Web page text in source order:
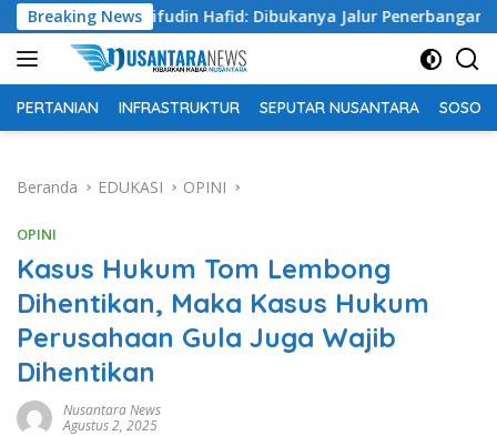
Langsung
ke
konten
Breaking News
Hafid: Dibukanya Jalur Penerbangan Langsung Palu-
PERTANIAN INFRASTRUKTUR SEPUTAR NUSANTARA SOSOK
Beranda EDUKASI OPINI
OPINI
Kasus Hukum Tom Lembong
Dihentikan, Maka Kasus Hukum
Perusahaan Gula Juga Wajib
Dihentikan
Nusantara News
Agustus 2, 2025